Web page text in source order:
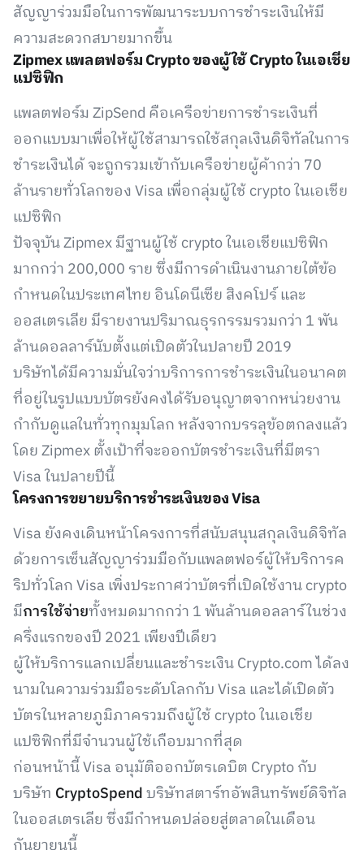
สัญญาร่วมมือในการพัฒนาระบบการชำระเงินให้มี
ความสะดวกสบายมากขึ้น
Zipmex แพลตฟอร์ม Crypto ของผู้ใช้ Crypto ในเอเชีย
แปซิฟิก
แพลตฟอร์ม ZipSend คือเครือข่ายการชำระเงินที่
ออกแบบมาเพื่อให้ผู้ใช้สามารถใช้สกุลเงินดิจิทัลในการ
ชำระเงินได้ จะถูกรวมเข้ากับเครือข่ายผู้ค้ากว่า 70
ล้านรายทั่วโลกของ Visa เพื่อกลุ่มผู้ใช้ crypto ในเอเชีย
แปซิฟิก
ปัจจุบัน Zipmex มีฐานผู้ใช้ crypto ในเอเชียแปซิฟิก
มากกว่า 200,000 ราย ซึ่งมีการดำเนินงานภายใต้ข้อ
กำหนดในประเทศไทย อินโดนีเซีย สิงคโปร์ และ
ออสเตรเลีย มีรายงานปริมาณธุรกรรมรวมกว่า 1 พัน
ล้านดอลลาร์นับตั้งแต่เปิดตัวในปลายปี 2019
บริษัทได้มีความมั่นใจว่าบริการการชำระเงินในอนาคต
ที่อยู่ในรูปแบบบัตรยังคงได้รับอนุญาตจากหน่วยงาน
กำกับดูแลในทั่วทุกมุมโลก หลังจากบรรลุข้อตกลงแล้ว
โดย Zipmex ตั้งเป้าที่จะออกบัตรชำระเงินที่มีตรา
Visa ในปลายปีนี้
โครงการขยายบริการชำระเงินของ Visa
Visa ยังคงเดินหน้าโครงการที่สนับสนุนสกุลเงินดิจิทัล
ด้วยการเซ็นสัญญาร่วมมือกับแพลตฟอร์ผู้ให้บริการค
ริปทั่วโลก Visa เพิ่งประกาศว่าบัตรที่เปิดใช้งาน crypto
มีการใช้จ่ายทั้งหมดมากกว่า 1 พันล้านดอลลาร์ในช่วง
ครึ่งแรกของปี 2021 เพียงปีเดียว
ผู้ให้บริการแลกเปลี่ยนและชำระเงิน Crypto.com ได้ลง
นามในความร่วมมือระดับโลกกับ Visa และได้เปิดตัว
บัตรในหลายภูมิภาครวมถึงผู้ใช้ crypto ในเอเชีย
แปซิฟิกที่มีจำนวนผู้ใช้เกือบมากที่สุด
ก่อนหน้านี้ Visa อนุมัติออกบัตรเดบิต Crypto กับ
บริษัท CryptoSpendบริษัทสตาร์ทอัพสินทรัพย์ดิจิทัล
ในออสเตรเลีย ซึ่งมีกำหนดปล่อยสู่ตลาดในเดือน